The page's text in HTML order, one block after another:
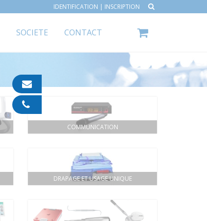
IDENTIFICATION | INSCRIPTION
SOCIETE CONTACT
COMMUNICATION
DRAPAGE ET USAGE UNIQUE
pharma.com
91
05